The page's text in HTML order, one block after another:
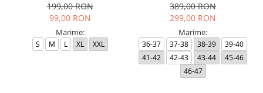
199,00 RON
99,00 RON
Marime:
S M L XL XXL
389,00 RON
299,00 RON
Marime:
36-37 37-38 38-39
39-40
41-42
42-43 43-44
45-46
46-47